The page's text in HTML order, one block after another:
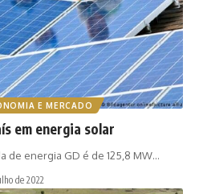
E MERCADO
em energia solar
de energia GD é de 125,8 MW…
de 2022